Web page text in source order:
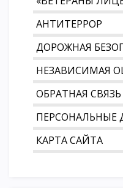
АНТИТЕРРОР
ДОРОЖНАЯ
НЕЗАВИСИМАЯ
ОБРАТНАЯ СВЯЗЬ
ПЕРСОНАЛЬНЫЕ
КАРТА САЙТА